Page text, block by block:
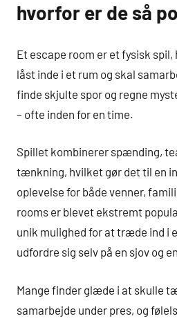
hvorfor er de så
Et escape room er et fysisk
låst inde i et rum og skal
finde skjulte spor og regne
– ofte inden for en time.
Spillet kombinerer spænding,
tænkning, hvilket gør det til en
oplevelse for både venner,
rooms er blevet ekstremt
unik mulighed for at træde ind i
udfordre sig selv på en sjov og
Mange finder glæde i at skulle
samarbejde under pres, og